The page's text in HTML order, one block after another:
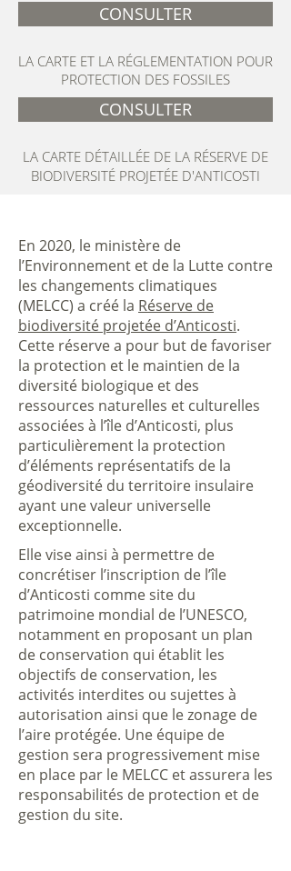
CONSULTER
LA CARTE ET LA RÉGLEMENTATION POUR
PROTECTION DES FOSSILES
CONSULTER
LA CARTE DÉTAILLÉE DE LA RÉSERVE DE
BIODIVERSITÉ PROJETÉE D'ANTICOSTI
En 2020, le ministère de
l’Environnement et de la Lutte contre
les changements climatiques
(MELCC) a créé la Réserve de
biodiversité projetée d’Anticosti.
Cette réserve a pour but de favoriser
la protection et le maintien de la
diversité biologique et des
ressources naturelles et culturelles
associées à l’île d’Anticosti, plus
particulièrement la protection
d’éléments représentatifs de la
géodiversité du territoire insulaire
ayant une valeur universelle
exceptionnelle.
Elle vise ainsi à permettre de
concrétiser l’inscription de l’île
d’Anticosti comme site du
patrimoine mondial de l’UNESCO,
notamment en proposant un plan
de conservation qui établit les
objectifs de conservation, les
activités interdites ou sujettes à
autorisation ainsi que le zonage de
l’aire protégée. Une équipe de
gestion sera progressivement mise
en place par le MELCC et assurera les
responsabilités de protection et de
gestion du site.